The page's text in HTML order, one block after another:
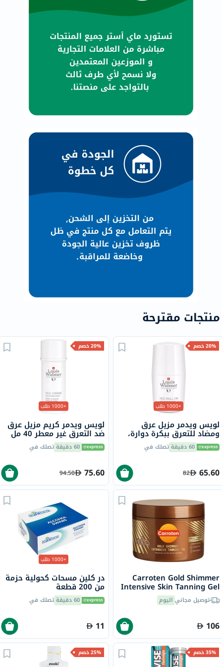
منتجات مقترحة
20% خصم
+1000 طلب
لويس ويدمر مزيل عرق
ومضاد للتعرق ببكرة دوارة،
بدون رائحة، 50 مل
60 دقيقة تصلك في
65.60
82
20% خصم
+1000 طلب
لويس ويدمر كريم مزيل عرق
ضد التعرق غير معطر 40 مل
60 دقيقة تصلك في
75.60
94.50
Carroten Gold Shimmer
Intensive Skin Tanning Gel
150mlتوصيل مجاني اليوم
106
+1000 طلب
در كلين مسحات كحولية حزمة
من 200 قطعة
60 دقيقة تصلك في
11
35% خصم 25% خصم